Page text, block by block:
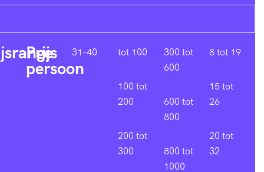
Prijs
persoon
31-40 tot 100
100 tot
200
200 tot
300
300 tot
600
600 tot
800
800 tot
1000
8 tot 19
15 tot
26
20 tot
32